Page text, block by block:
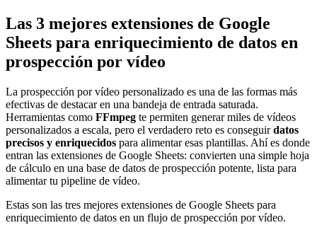
Las 3 mejores extensiones de Google
Sheets para enriquecimiento de datos en
prospección por vídeo
La prospección por vídeo personalizado es una de las formas más
efectivas de destacar en una bandeja de entrada saturada.
Herramientas como FFmpeg te permiten generar miles de vídeos
personalizados a escala, pero el verdadero reto es conseguirdatos
precisos y enriquecidos para alimentar esas plantillas. Ahí es donde
entran las extensiones de Google Sheets: convierten una simple hoja
de cálculo en una base de datos de prospección potente, lista para
alimentar tu pipeline de vídeo.
Estas son las tres mejores extensiones de Google Sheets para
enriquecimiento de datos en un flujo de prospección por vídeo.